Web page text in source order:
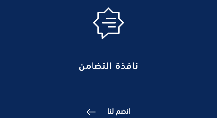
نافذة التضامن
انضم لنا